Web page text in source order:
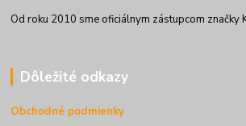
Od roku 2010 sme oficiálnym zástupcom značky
Dôležité odkazy
Obchodné podmienky